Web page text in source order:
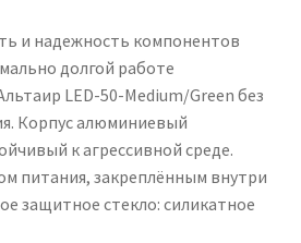
и надежность компонентов
долгой работе
LED-50-Medium/Green без
Корпус алюминиевый
к агрессивной среде.
питания, закреплённым внутри
защитное стекло: силикатное